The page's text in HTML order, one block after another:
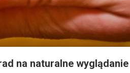
na naturalne wyglądanie